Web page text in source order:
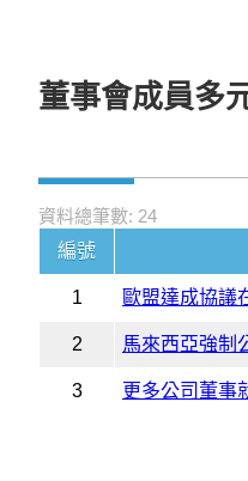
董事會成員多
資料總筆數: 24
編號
1 歐盟達成協議
2 馬來西亞強制
3 更多公司董事